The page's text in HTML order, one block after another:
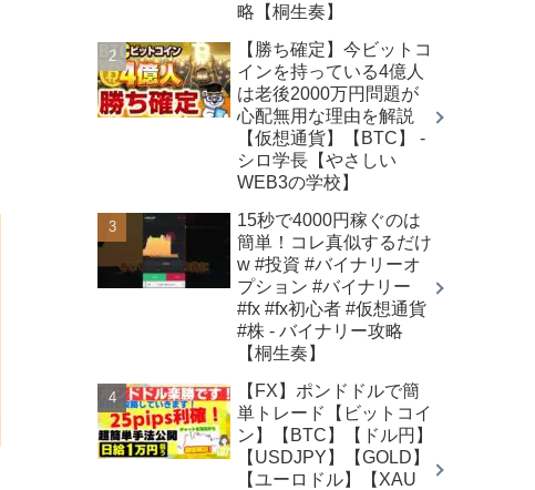
略【桐生奏】
【勝ち確定】今ビットコ
インを持っている4億人
は老後2000万円問題が
心配無用な理由を解説
【仮想通貨】【BTC】 -
シロ学長【やさしい
WEB3の学校】
15秒で4000円稼ぐのは
簡単！コレ真似するだけ
w #投資 #バイナリーオ
プション #バイナリー
#fx #fx初心者 #仮想通貨
#株 - バイナリー攻略
【桐生奏】
【FX】ポンドドルで簡
単トレード【ビットコイ
ン】【BTC】【ドル円】
【USDJPY】【GOLD】
【ユーロドル】【XAU